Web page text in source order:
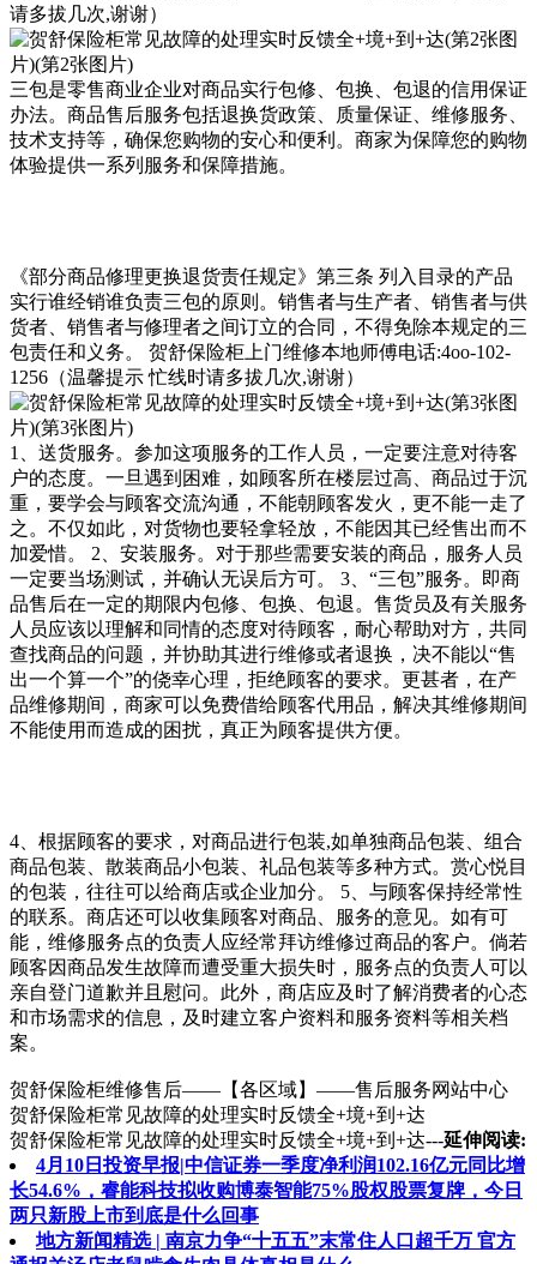
请多拔几次,谢谢）
三包是零售商业企业对商品实行包修、包换、包退的信用保证
办法。商品售后服务包括退换货政策、质量保证、维修服务、
技术支持等，确保您购物的安心和便利。商家为保障您的购物
体验提供一系列服务和保障措施。
《部分商品修理更换退货责任规定》第三条 列入目录的产品
实行谁经销谁负责三包的原则。销售者与生产者、销售者与供
货者、销售者与修理者之间订立的合同，不得免除本规定的三
包责任和义务。 贺舒保险柜上门维修本地师傅电话:4oo-102-
1256（温馨提示 忙线时请多拔几次,谢谢）
1、送货服务。参加这项服务的工作人员，一定要注意对待客
户的态度。一旦遇到困难，如顾客所在楼层过高、商品过于沉
重，要学会与顾客交流沟通，不能朝顾客发火，更不能一走了
之。不仅如此，对货物也要轻拿轻放，不能因其已经售出而不
加爱惜。 2、安装服务。对于那些需要安装的商品，服务人员
一定要当场测试，并确认无误后方可。 3、“三包”服务。即商
品售后在一定的期限内包修、包换、包退。售货员及有关服务
人员应该以理解和同情的态度对待顾客，耐心帮助对方，共同
查找商品的问题，并协助其进行维修或者退换，决不能以“售
出一个算一个”的侥幸心理，拒绝顾客的要求。更甚者，在产
品维修期间，商家可以免费借给顾客代用品，解决其维修期间
不能使用而造成的困扰，真正为顾客提供方便。
4、根据顾客的要求，对商品进行包装,如单独商品包装、组合
商品包装、散装商品小包装、礼品包装等多种方式。赏心悦目
的包装，往往可以给商店或企业加分。 5、与顾客保持经常性
的联系。商店还可以收集顾客对商品、服务的意见。如有可
能，维修服务点的负责人应经常拜访维修过商品的客户。倘若
顾客因商品发生故障而遭受重大损失时，服务点的负责人可以
亲自登门道歉并且慰问。此外，商店应及时了解消费者的心态
和市场需求的信息，及时建立客户资料和服务资料等相关档
案。
贺舒保险柜维修售后——【各区域】——售后服务网站中心
贺舒保险柜常见故障的处理实时反馈全+境+到+达
贺舒保险柜常见故障的处理实时反馈全+境+到+达---延伸阅读:
4月10日投资早报|中信证券一季度净利润102.16亿元同比增
长54.6%，睿能科技拟收购博泰智能75%股权股票复牌，今日
两只新股上市到底是什么回事
地方新闻精选 | 南京力争“十五五”末常住人口超千万 官方